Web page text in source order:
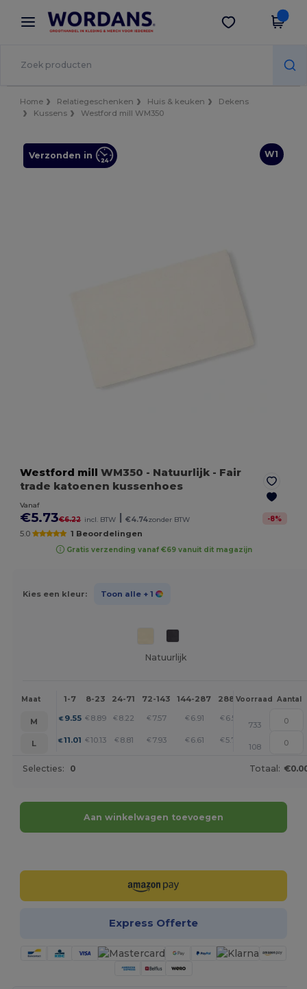
× Wordans-app
Betere prijzen in de app!
Download app
Home Relatiegeschenken Huis & keuken
Dekens
Kussens
Westford mill WM350
W1
Verzonden in
Westford mill WM350 - Natuurlijk - Fair
trade katoenen kussenhoes
Vanaf
€5.73€6.22 incl. BTW | €4.74zonder BTW -8%
5.0 1 Beoordelingen
Gratis verzending vanaf €69 vanuit dit magazijn
Kies een kleur: Toon alle + 1
Natuurlijk
Maat 1-7 8-23 24-71 72-143 144-287 288 + Meer
Voorraad Aantal
M €9.55 € 8.89 € 8.22 € 7.57 € 6.91 € 6.58 +
733
L
€11.01 € 10.13 € 8.81 € 7.93 € 6.61 € 5.73 +
108
Selecties: 0 Totaal:
Aan winkelwagen toevoegen
Express Offerte